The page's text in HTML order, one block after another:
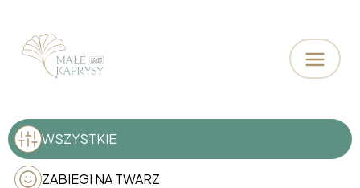
Małe Kaprysy
Salon urody
WSZYSTKIE
ZABIEGI NA TWARZ